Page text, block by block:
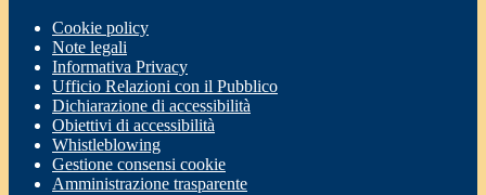
Cookie policy
Note legali
Informativa Privacy
Ufficio Relazioni con il Pubblico
Dichiarazione di accessibilità
Obiettivi di accessibilità
Whistleblowing
Gestione consensi cookie
Amministrazione trasparente